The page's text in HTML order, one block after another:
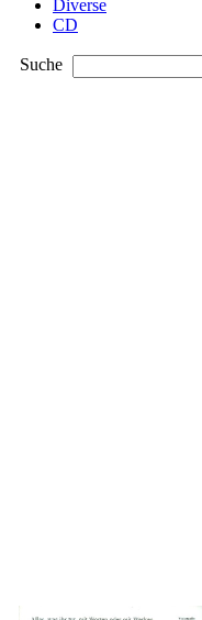
Diverse
CD
Suche